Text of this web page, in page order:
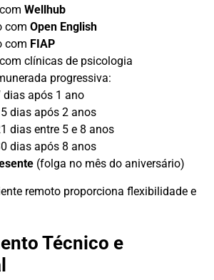
Wellhub
com Open English
com FIAP
clínicas de psicologia
progressiva:
dias após 1 ano
dias após 2 anos
dias entre 5 e 8 anos
dias após 8 anos
(folga no mês do aniversário)
remoto proporciona flexibilidade e
Técnico e